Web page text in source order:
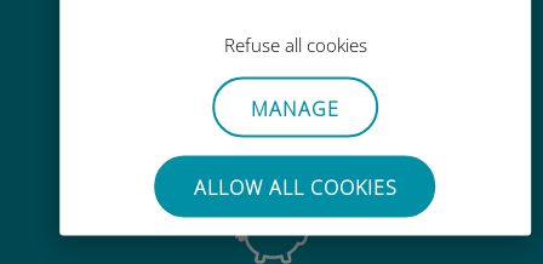
Refuse all cookies
MANAGE
ALLOW ALL COOKIES
グローバル
200以上の国と地域で使える、国際
的な高品位のセルラー通信です